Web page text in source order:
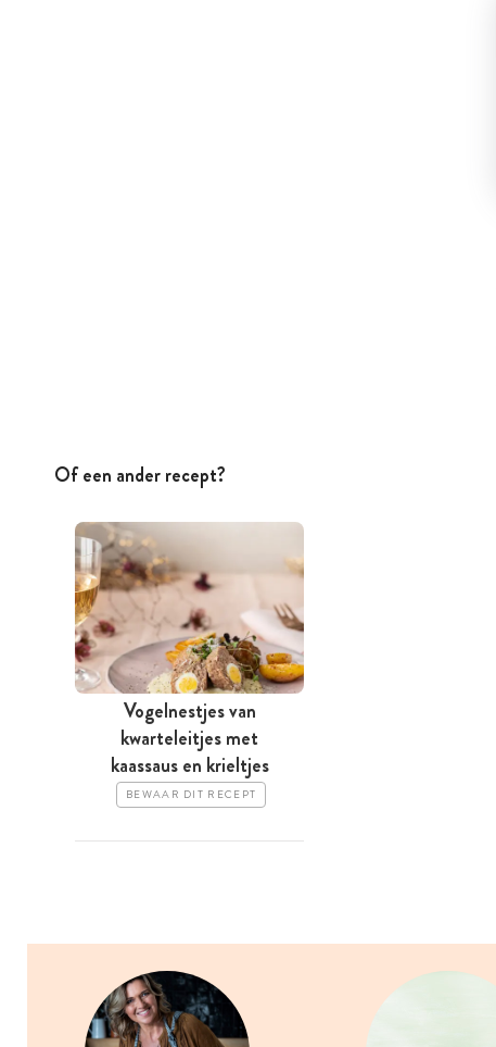
Of een ander recept?
Vogelnestjes van
kwarteleitjes met
kaassaus en krieltjes
BEWAAR DIT RECEPT